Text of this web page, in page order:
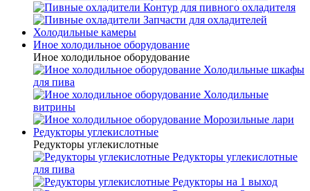
Контур для пивного охладителя
Запчасти для охладителей
Холодильные камеры
Иное холодильное оборудование
Иное холодильное оборудование
Холодильные шкафы
для пива
Холодильные
витрины
Морозильные лари
Редукторы углекислотные
Редукторы углекислотные
Редукторы углекислотные
для пива
Редукторы на 1 выход